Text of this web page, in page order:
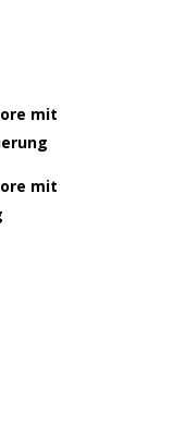
mit
mit